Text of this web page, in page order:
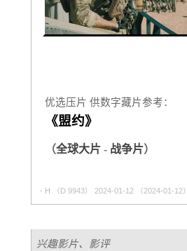
优选压片 供数字藏片参考：
《盟约》
（全球大片 - 战争片）
- H （D 9943） 2024-01-12 （2024-01-12）
兴趣影片、影评